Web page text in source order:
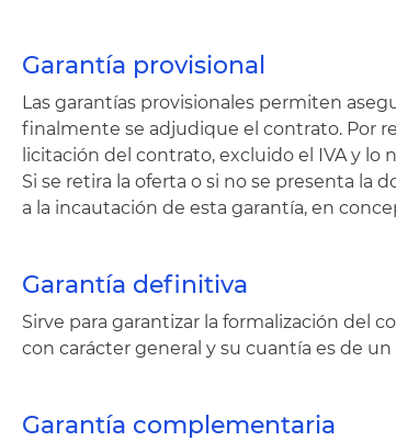
Garantía provisional
Las garantías provisionales permiten
finalmente se adjudique el contrato. Por
licitación del contrato, excluido el IVA y
Si se retira la oferta o si no se presenta
a la incautación de esta garantía, en
Garantía definitiva
Sirve para garantizar la formalización del
con carácter general y su cuantía es de
Garantía complementaria